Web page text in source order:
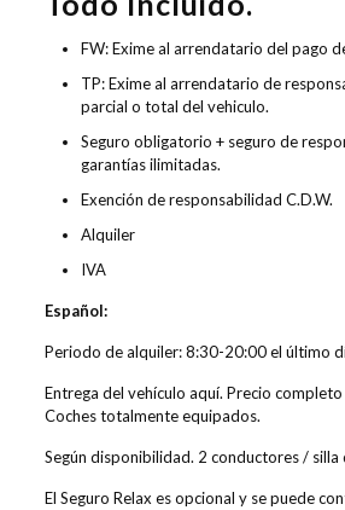
FW: Exime al arrendatario del pago
TP: Exime al arrendatario de
parcial o total del vehiculo.
Seguro obligatorio + seguro de
garantías ilimitadas.
Exención de responsabilidad C.D.W.
Alquiler
IVA
Español:
Periodo de alquiler: 8:30-20:00 el último
Entrega del vehículo aquí. Precio
Coches totalmente equipados.
Según disponibilidad. 2 conductores / silla
El Seguro Relax es opcional y se puede